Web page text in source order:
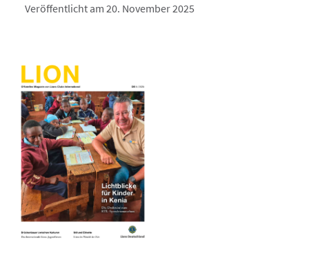
Veröffentlicht am 20. November 2025